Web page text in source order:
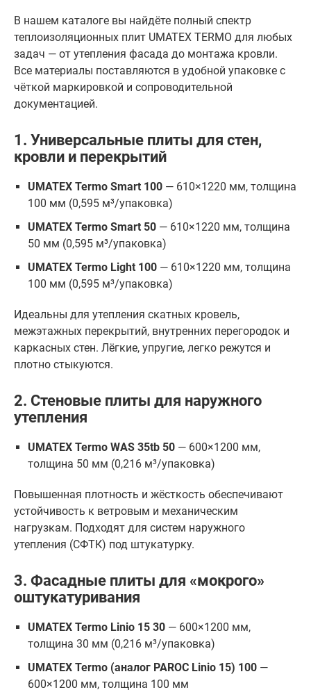
В нашем каталоге вы найдёте полный спектр
теплоизоляционных плит UMATEX TERMO для любых
задач — от утепления фасада до монтажа кровли.
Все материалы поставляются в удобной упаковке с
чёткой маркировкой и сопроводительной
документацией.
1. Универсальные плиты для стен,
кровли и перекрытий
UMATEX Termo Smart 100 — 610×1220 мм, толщина
100 мм (0,595 м³/упаковка)
UMATEX Termo Smart 50 — 610×1220 мм, толщина
50 мм (0,595 м³/упаковка)
UMATEX Termo Light 100 — 610×1220 мм, толщина
100 мм (0,595 м³/упаковка)
Идеальны для утепления скатных кровель,
межэтажных перекрытий, внутренних перегородок и
каркасных стен. Лёгкие, упругие, легко режутся и
плотно стыкуются.
2. Стеновые плиты для наружного
утепления
UMATEX Termo WAS 35tb 50 — 600×1200 мм,
толщина 50 мм (0,216 м³/упаковка)
Повышенная плотность и жёсткость обеспечивают
устойчивость к ветровым и механическим
нагрузкам. Подходят для систем наружного
утепления (СФТК) под штукатурку.
3. Фасадные плиты для «мокрого»
оштукатуривания
UMATEX Termo Linio 15 30 — 600×1200 мм,
толщина 30 мм (0,216 м³/упаковка)
UMATEX Termo (аналог PAROC Linio 15) 100 —
600×1200 мм, толщина 100 мм